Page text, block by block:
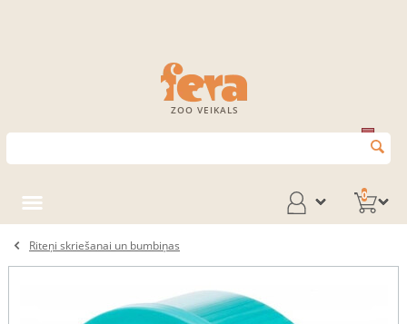
ZOO VEIKALS
0
Riteņi skriešanai un bumbiņas